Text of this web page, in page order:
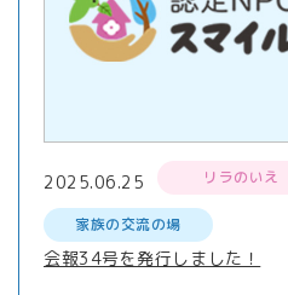
2025.06.25 リラのいえ
家族の交流の場
会報34号を発行しました！